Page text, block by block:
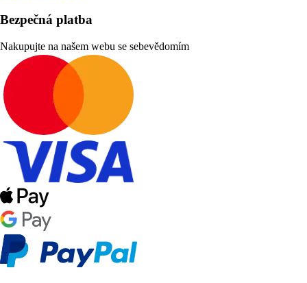
Bezpečná platba
Nakupujte na našem webu se sebevědomím